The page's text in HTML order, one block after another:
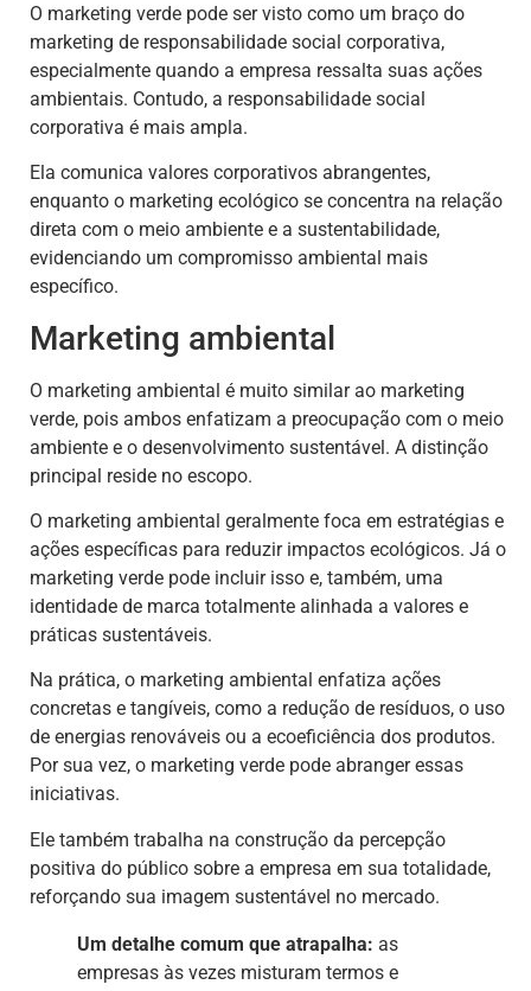
O marketing verde pode ser visto como um braço do
marketing de responsabilidade social corporativa,
especialmente quando a empresa ressalta suas ações
ambientais. Contudo, a responsabilidade social
corporativa é mais ampla.
Ela comunica valores corporativos abrangentes,
enquanto o marketing ecológico se concentra na relação
direta com o meio ambiente e a sustentabilidade,
evidenciando um compromisso ambiental mais
específico.
Marketing ambiental
O marketing ambiental é muito similar ao marketing
verde, pois ambos enfatizam a preocupação com o meio
ambiente e o desenvolvimento sustentável. A distinção
principal reside no escopo.
O marketing ambiental geralmente foca em estratégias e
ações específicas para reduzir impactos ecológicos. Já o
marketing verde pode incluir isso e, também, uma
identidade de marca totalmente alinhada a valores e
práticas sustentáveis.
Na prática, o marketing ambiental enfatiza ações
concretas e tangíveis, como a redução de resíduos, o uso
de energias renováveis ou a ecoeficiência dos produtos.
Por sua vez, o marketing verde pode abranger essas
iniciativas.
Ele também trabalha na construção da percepção
positiva do público sobre a empresa em sua totalidade,
reforçando sua imagem sustentável no mercado.
Um detalhe comum que atrapalha: as
empresas às vezes misturam termos e